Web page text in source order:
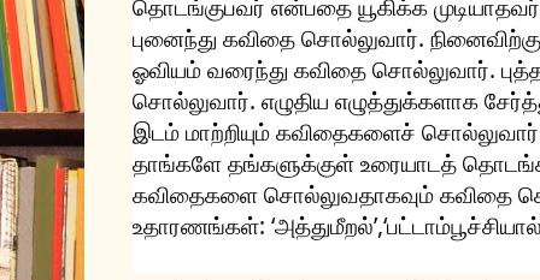
தொடங்குபவர் என்பதை யூகிக்க
புனைந்து கவிதை சொல்லுவார்.
ஓவியம் வரைந்து கவிதை சொல்லுவார்.
சொல்லுவார். எழுதிய எழுத்துக்களாக
இடம் மாற்றியும் கவிதைகளைச்
தாங்களே தங்களுக்குள் உரையாடத்
கவிதைகளை சொல்லுவதாகவும் கவிதை
உதாரணங்கள்: ‘அத்துமீறல்’,‘பட்டாம்பூச்சியால்